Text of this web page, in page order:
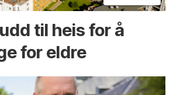
til heis for å
for eldre